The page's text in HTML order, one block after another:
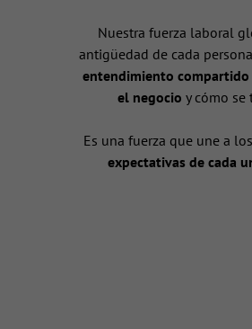
Nuestra fuerza laboral
antigüedad de cada
entendimiento compartido
el negocio y cómo se
Es una fuerza que une a
expectativas de cada